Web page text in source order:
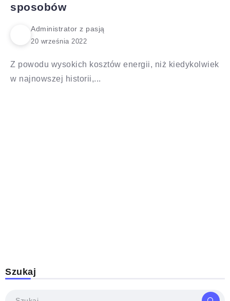
sposobów
Administrator z pasją
Z powodu wysokich kosztów energii, niż kiedykolwiek
w najnowszej historii,...
Szukaj